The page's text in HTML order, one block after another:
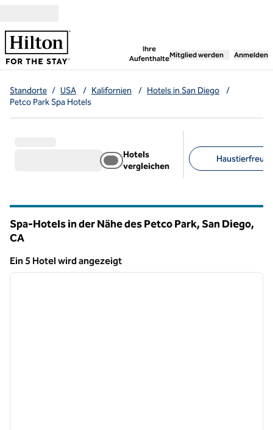
Ihre
Aufenthalte
,öffnet neue
Mitglied werden Anmelden
Standorte / USA / Kalifornien / Hotels in San Diego
/
Petco Park Spa Hotels
Hotels
vergleichen
Spa-Hotels in der Nähe des Petco Park, San Diego,
CA
Ein 5 Hotel wird angezeigt
Ein 5 Hotel wird angezeigt
1 von 9